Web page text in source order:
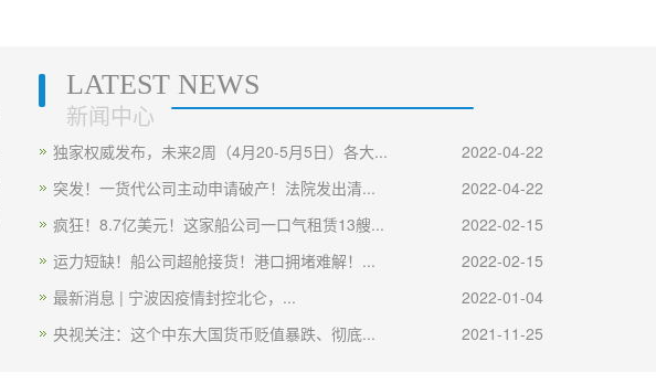
LATEST NEWS
新闻中心
独家权威发布，未来2周（4月20-5月5日）各大...
2022-04-22
突发！一货代公司主动申请破产！法院发出清...
2022-04-22
疯狂！8.7亿美元！这家船公司一口气租赁13艘...
2022-02-15
运力短缺！船公司超舱接货！港口拥堵难解！...
2022-02-15
最新消息 | 宁波因疫情封控北仑，...
2022-01-04
央视关注：这个中东大国货币贬值暴跌、彻底...
2021-11-25